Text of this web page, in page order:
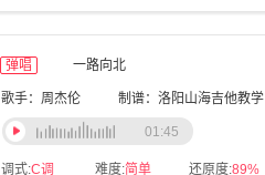
弹唱 一路向北
歌手：周杰伦 制谱：洛阳山海吉他教学
调式:C调 难度:简单 还原度:89%
01:45